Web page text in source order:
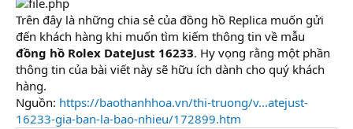
Trên đây là những chia sẻ của đồng hồ Replica muốn gửi
đến khách hàng khi muốn tìm kiếm thông tin về mẫu
đồng hồ Rolex DateJust 16233. Hy vọng rằng một phần
thông tin của bài viết này sẽ hữu ích dành cho quý khách
hàng.
Nguồn: https://baothanhhoa.vn/thi-truong/v...atejust-
16233-gia-ban-la-bao-nhieu/172899.htm